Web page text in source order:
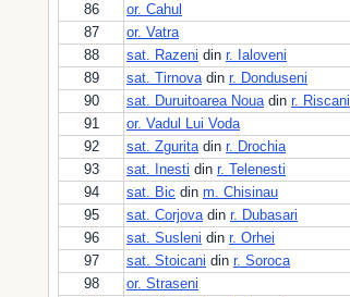
86
or. Cahul
87
or. Vatra
88
sat. Razeni din r. Ialoveni
89
sat. Tirnovadin r. Donduseni
90
sat. Duruitoarea Nouadin r. Riscani
91
or. Vadul Lui Voda
92
sat. Zguritadin r. Drochia
93
sat. Inesti din r. Telenesti
94
sat. Bic din m. Chisinau
95
sat. Corjovadin r. Dubasari
96
sat. Susleni din r. Orhei
97
sat. Stoicani din r. Soroca
98
or. Straseni